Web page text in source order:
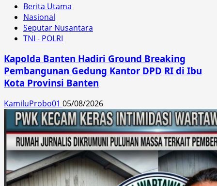
Berita Utama
Nasional
Seputar Nusantara
TNI - POLRI
Kapolda Banten Hadiri Ground Breaking
Pembangunan Gedung Kantor DPD RI di Ibu
Kota Provinsi Banten
KamiluProbo01 05/08/2026